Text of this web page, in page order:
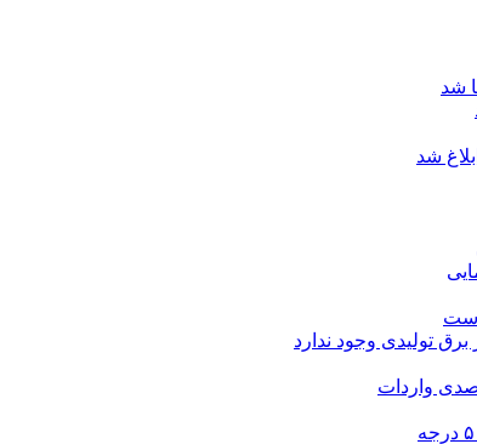
شد
شد
تولیدی وجود ندارد